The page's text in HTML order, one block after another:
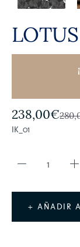
238,00€
IK_01
+ AÑADIR